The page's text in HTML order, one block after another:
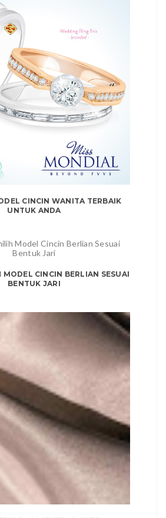
CINCIN WANITA TERBAIK
UNTUK ANDA
CINCIN BERLIAN SESUAI
BENTUK JARI